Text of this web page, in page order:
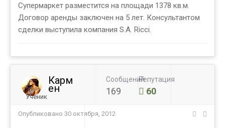
Супермаркет разместится на площади 1378 кв.м.
Договор аренды заключен на 5 лет. Консультантом
сделки выступила компания S.A. Ricci.
Карм
ен
Ученик
Сообщений
169
Репутация
60
Опубликовано 30 октября, 2012